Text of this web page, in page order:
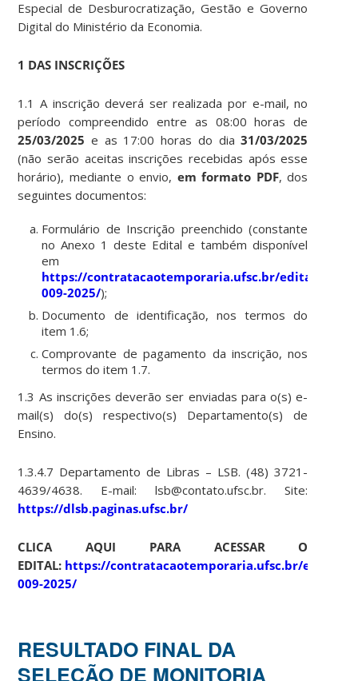
Especial de Desburocratização, Gestão e Governo
Digital do Ministério da Economia.
1 DAS INSCRIÇÕES
1.1 A inscrição deverá ser realizada por e-mail, no
período compreendido entre as 08:00 horas de
25/03/2025 e as 17:00 horas do dia31/03/2025
(não serão aceitas inscrições recebidas após esse
horário), mediante o envio, em formato PDF, dos
seguintes documentos:
Formulário de Inscrição preenchido (constante
no Anexo 1 deste Edital e também disponível
em
https://contratacaotemporaria.ufsc.br/edital-
009-2025/);
Documento de identificação, nos termos do
item 1.6;
Comprovante de pagamento da inscrição, nos
termos do item 1.7.
1.3 As inscrições deverão ser enviadas para o(s) e-
mail(s) do(s) respectivo(s) Departamento(s) de
Ensino.
1.3.4.7 Departamento de Libras – LSB. (48) 3721-
4639/4638. E-mail: lsb@contato.ufsc.br. Site:
https://dlsb.paginas.ufsc.br/
CLICA AQUI PARA ACESSAR O
EDITAL: https://contratacaotemporaria.ufsc.br/edital-
009-2025/
RESULTADO FINAL DA
SELEÇÃO DE MONITORIA